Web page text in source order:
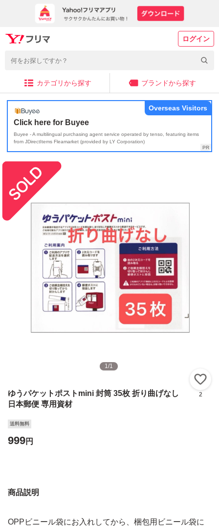
ログイン
カテゴリから探す ブランドから探す
Click here for Buyee
Buyee - A multilingual purchasing agent service operated by tenso, featuring items
from JDirectItems Fleamarket (provided by LY Corporation)
Overseas Visitors
1/1
ゆうパケットポストmini 封筒 35枚 折り曲げなし
日本郵便 専用資材
2
送料無料
999円
商品説明
OPPビニール袋にお入れしてから、梱包用ビニール袋に